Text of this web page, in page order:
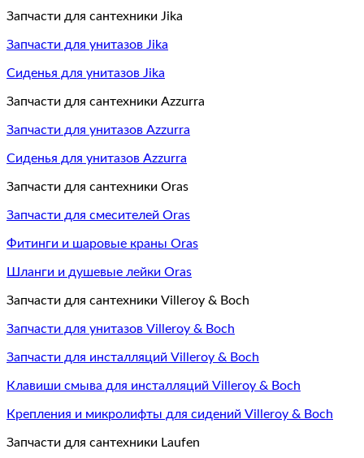
Запчасти для сантехники Jika
Запчасти для унитазов Jika
Сиденья для унитазов Jika
Запчасти для сантехники Azzurra
Запчасти для унитазов Azzurra
Сиденья для унитазов Azzurra
Запчасти для сантехники Oras
Запчасти для смесителей Oras
Фитинги и шаровые краны Oras
Шланги и душевые лейки Oras
Запчасти для сантехники Villeroy & Boch
Запчасти для унитазов Villeroy & Boch
Запчасти для инсталляций Villeroy & Boch
Клавиши смыва для инсталляций Villeroy & Boch
Крепления и микролифты для сидений Villeroy & Boch
Запчасти для сантехники Laufen